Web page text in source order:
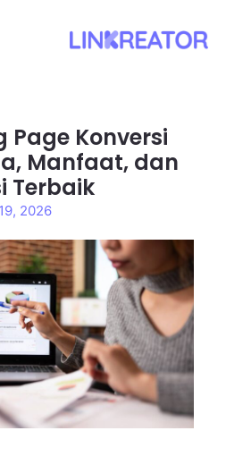
Page Konversi
Manfaat, dan
Terbaik
2026